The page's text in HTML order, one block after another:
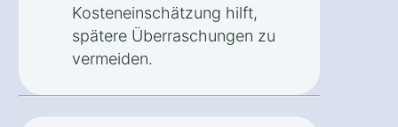
Kosteneinschätzung hilft,
spätere Überraschungen zu
vermeiden.